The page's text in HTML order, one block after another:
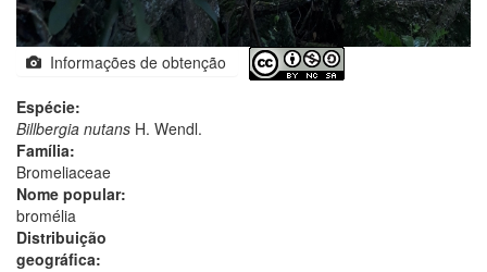
Informações de obtenção
Espécie:
Billbergia nutans H. Wendl.
Família:
Bromeliaceae
Nome popular:
bromélia
Distribuição
geográfica: